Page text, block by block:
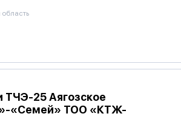
25 Аягозское
«Семей» ТОО «КТЖ-